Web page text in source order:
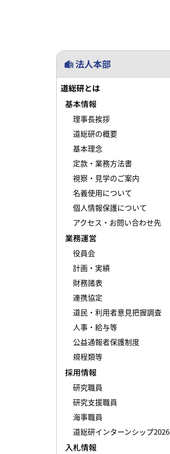
法人本部
道総研とは
基本情報
理事長挨拶
道総研の概要
基本理念
定款・業務方法書
視察・見学のご案内
名義使用について
個人情報保護について
アクセス・お問い合わせ先
業務運営
役員会
計画・実績
財務諸表
連携協定
道民・利用者意見把握調査
人事・給与等
公益通報者保護制度
規程類等
採用情報
研究職員
研究支援職員
海事職員
道総研インターンシップ2026
入札情報